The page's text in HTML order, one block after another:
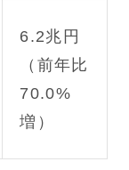
6.2兆円
（前年比
70.0%
増）